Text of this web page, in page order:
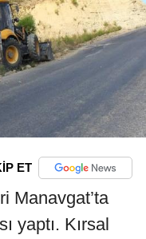
ET
Manavgat’ta
yaptı. Kırsal